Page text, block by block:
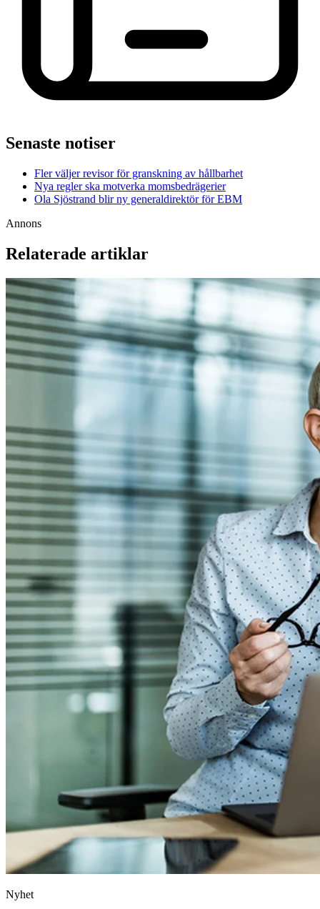
Senaste notiser
Fler väljer revisor för granskning av hållbarhet
Nya regler ska motverka momsbedrägerier
Ola Sjöstrand blir ny generaldirektör för EBM
Annons
Relaterade artiklar
Nyhet